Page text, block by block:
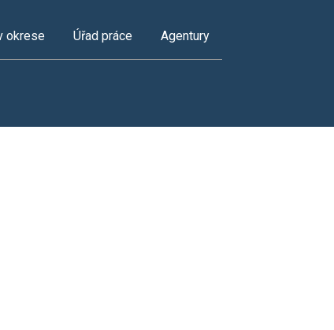
okrese Úřad práce Agentury